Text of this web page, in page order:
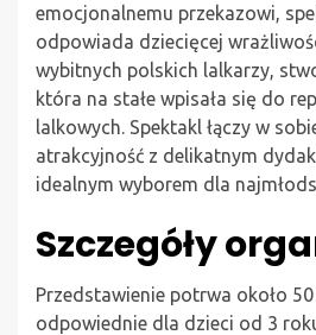
emocjonalnemu przekazowi,
odpowiada dziecięcej
wybitnych polskich lalkarzy,
która na stałe wpisała się do
lalkowych. Spektakl łączy w
atrakcyjność z delikatnym
idealnym wyborem dla
Szczegóły
Przedstawienie potrwa około
odpowiednie dla dzieci od 3